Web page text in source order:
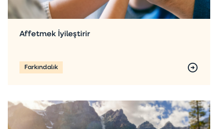
Affetmek İyileştirir
Farkındalık